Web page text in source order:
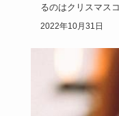
るのはクリスマス
なるコフ…
2022年10月31日